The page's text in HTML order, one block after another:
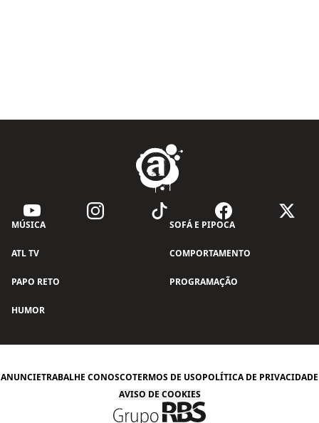
MÚSICA SOFÁ E PIPOCA
ATL TV COMPORTAMENTO
PAPO RETO PROGRAMAÇÃO
HUMOR
ANUNCIETRABALHE CONOSCOTERMOS DE USOPOLÍTICA DE PRIVACIDADE
AVISO DE COOKIES